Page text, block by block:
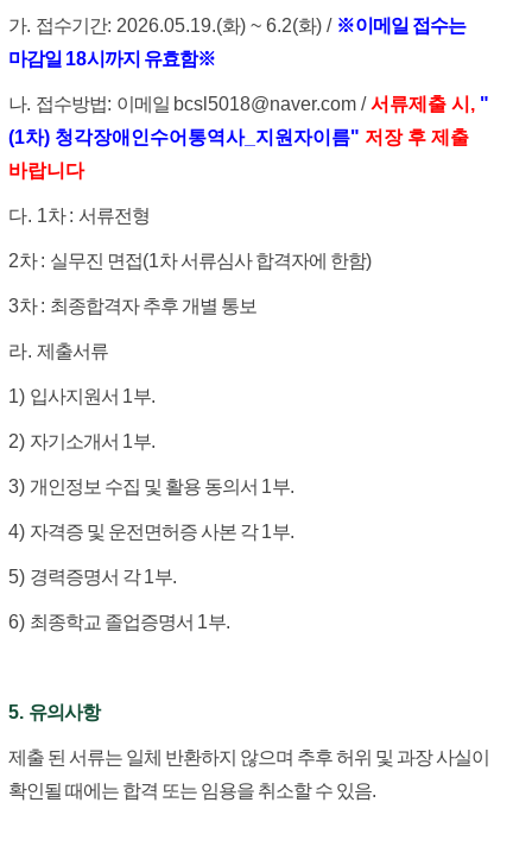
가. 접수기간: 2026.05.19.(화) ~ 6.2(화) / ※이메일 접수는
마감일 18시까지 유효함※
나. 접수방법: 이메일 bcsl5018@naver.com /서류제출 시, "
(1차) 청각장애인수어통역사_지원자이름" 저장 후 제출
바랍니다
다. 1차: 서류전형
2차: 실무진 면접(1차 서류심사 합격자에 한함)
3차: 최종합격자 추후 개별 통보
라. 제출서류
1) 입사지원서 1부.
2) 자기소개서 1부.
3) 개인정보 수집 및 활용 동의서 1부.
4) 자격증 및 운전면허증 사본 각1부.
5) 경력증명서 각1부.
6) 최종학교 졸업증명서 1부.
5. 유의사항
제출 된 서류는 일체 반환하지 않으며 추후 허위 및 과장 사실이
확인될 때에는 합격 또는 임용을 취소할 수 있음.